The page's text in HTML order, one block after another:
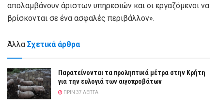
απολαμβάνουν άριστων υπηρεσιών και οι εργαζόμενοι να
βρίσκονται σε ένα ασφαλές περιβάλλον».
Άλλα Σχετικά άρθρα
Παρατείνονται τα προληπτικά μέτρα στην Κρήτη
για την ευλογιά των αιγοπροβάτων
ΠΡΙΝ 37 ΛΕΠΤΆ